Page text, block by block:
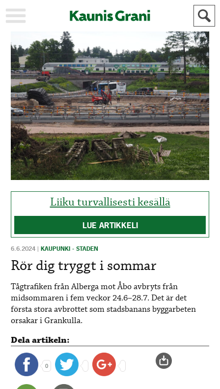
KAUPUNKI
STADEN
AJANKOHTAISTA
AKTUELLT
URHEILU
IDROTT
KULTTUURI
KULTUR
HISTORIA
HISTORIA
YLEINEN
ALLMÄN
MAINOSTAJILLE
FÖR
ANNONSÖRER
Liiku turvallisesti kesällä
LUE ARTIKKELI
6.6.2024 |KAUPUNKI - STADEN
Rör dig tryggt i sommar
Tågtrafiken från Alberga mot Åbo avbryts från
midsommaren i fem veckor 24.6–28.7. Det är det
första stora avbrottet som stadsbanans byggarbeten
orsakar i Grankulla.
Dela artikeln:
0